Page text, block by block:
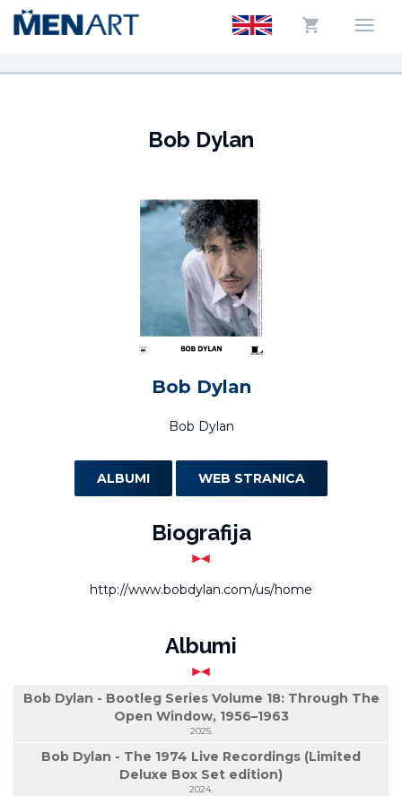
Bob Dylan
Bob Dylan
Bob Dylan
ALBUMI WEB STRANICA
Biografija
http://www.bobdylan.com/us/home
Albumi
Bob Dylan - Bootleg Series Volume 18: Through The
Open Window, 1956–1963
2025.
Bob Dylan - The 1974 Live Recordings (Limited
Deluxe Box Set edition)
2024.